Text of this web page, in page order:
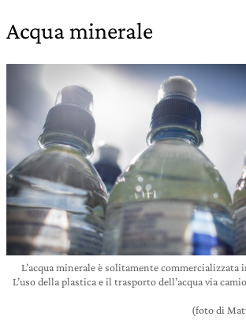
Acqua minerale
L’acqua minerale è solitamente
L’uso della plastica e il trasporto dell’acqua via
(foto di